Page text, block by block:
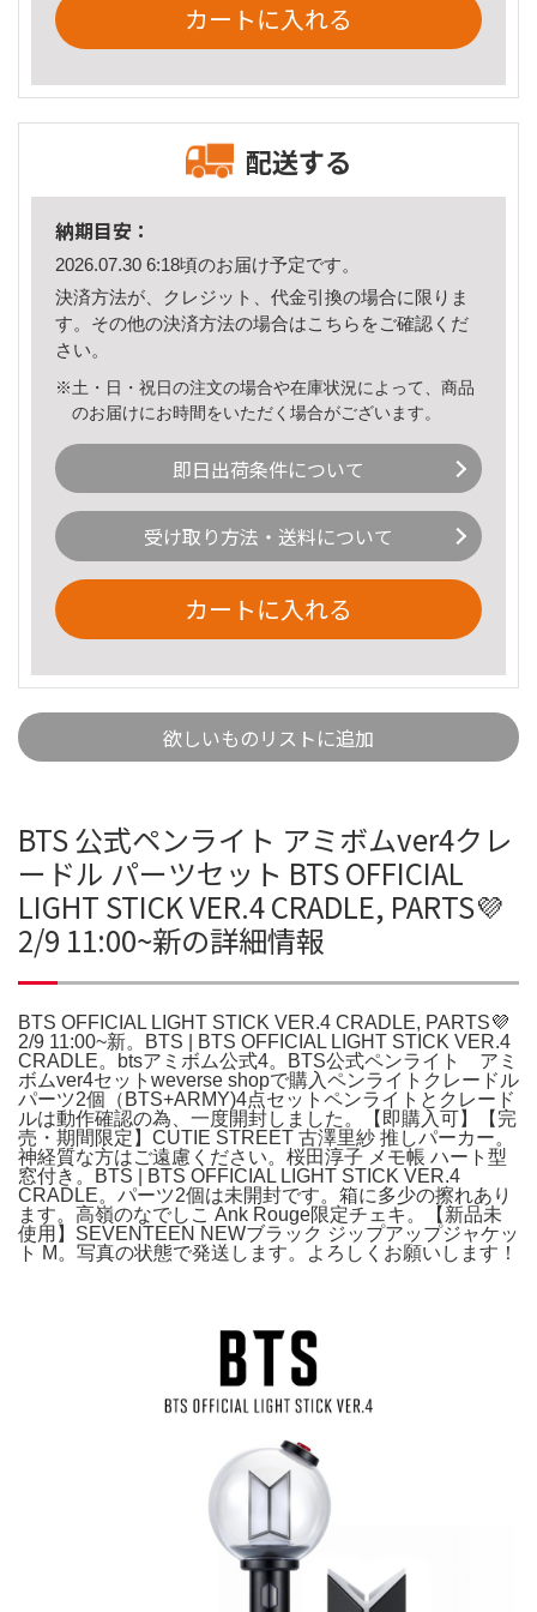
カートに入れる
配送する
納期目安：
2026.07.30 6:18頃のお届け予定です。
決済方法が、クレジット、代金引換の場合に限りま
す。その他の決済方法の場合はこちら をご確認くだ
さい。
※土・日・祝日の注文の場合や在庫状況によって、商品
のお届けにお時間をいただく場合がございます。
即日出荷条件について
受け取り方法・送料について
カートに入れる
欲しいものリストに追加
BTS 公式ペンライト アミボムver4クレ
ードル パーツセット BTS OFFICIAL
LIGHT STICK VER.4 CRADLE, PARTS💜
2/9 11:00~新の詳細情報
BTS OFFICIAL LIGHT STICK VER.4 CRADLE, PARTS💜
2/9 11:00~新。BTS | BTS OFFICIAL LIGHT STICK VER.4
CRADLE。btsアミボム公式4。BTS公式ペンライト アミ
ボムver4セットweverse shopで購入ペンライトクレードル
パーツ2個（BTS+ARMY)4点セットペンライトとクレード
ルは動作確認の為、一度開封しました。【即購入可】【完
売・期間限定】CUTIE STREET 古澤里紗 推しパーカー。
神経質な方はご遠慮ください。桜田淳子 メモ帳 ハート型
窓付き。BTS | BTS OFFICIAL LIGHT STICK VER.4
CRADLE。パーツ2個は未開封です。箱に多少の擦れあり
ます。高嶺のなでしこ Ank Rouge限定チェキ。【新品未
使用】SEVENTEEN NEWブラック ジップアップジャケッ
ト M。写真の状態で発送します。よろしくお願いします！